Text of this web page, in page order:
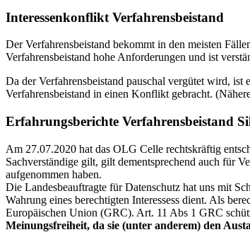
Interessenkonflikt Verfahrensbeistand
Der Verfahrensbeistand bekommt in den meisten
Verfahrensbeistand hohe Anforderungen und ist
Da der Verfahrensbeistand pauschal vergütet wird,
Verfahrensbeistand in einen Konflikt gebracht.
Erfahrungsberichte Verfahrensbeistand
Am 27.07.2020 hat das OLG Celle rechtskräftig
Sachverständige gilt, gilt dementsprechend auch für
aufgenommen haben.
Die Landesbeauftragte für Datenschutz hat uns mit
Wahrung eines berechtigten Interessess dient. Als
Europäischen Union (GRC). Art. 11 Abs 1 GRC
Meinungsfreiheit, da sie (unter anderem) den